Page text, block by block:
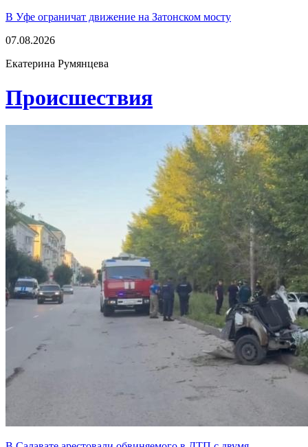
В Уфе ограничат движение на Затонском мосту
07.08.2026
Екатерина Румянцева
Проиcшествия